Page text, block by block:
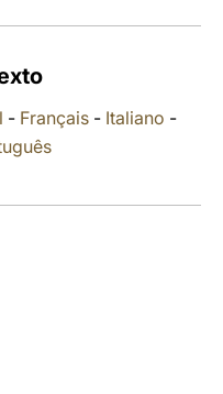
- Français- Italiano -